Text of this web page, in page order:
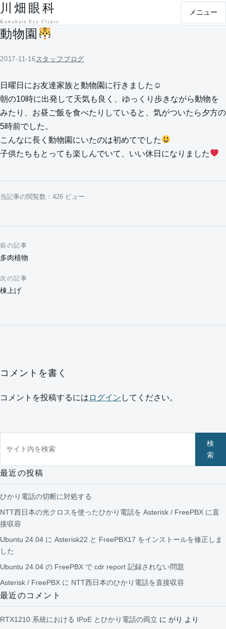
本文へ移動
川畑眼科
Kawabata Eye Clinic
メニュー
動物園
2017-11-16 スタッフブログ
日曜日にお友達家族と動物園に行きました☺
朝の10時に出発して天気も良く、ゆっくり歩きながら動物を
みたり、お昼ご飯を食べたりしていると、気がついたら夕方の
5時前でした。
こんなに長く動物園にいたのは初めてでした
子供たちもとっても楽しんでいて、いい休日になりました
当記事の閲覧数：426 ビュー
投稿ナビゲーション
前の記事
多肉植物
次の記事
棟上げ
コメントを書く
コメントを投稿するには ログイン してください。
検
索
最近の投稿
ひかり電話の切断に対処する
NTT西日本の光クロスを使ったひかり電話を Asterisk / FreePBX に直
接収容
Ubuntu 24.04 に Asterisk22 と FreePBX17 をインストールを修正しま
した
Ubuntu 24.04 の FreePBX で cdr report 記録されない問題
Asterisk / FreePBX に NTT西日本のひかり電話を直接収容
最近のコメント
RTX1210 系統における IPoE とひかり電話の両立 に がり より